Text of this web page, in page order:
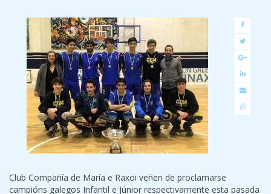
Club Compañía de María e Raxoi veñen de proclamarse
campións galegos Infantil e Júnior respectivamente esta pasada